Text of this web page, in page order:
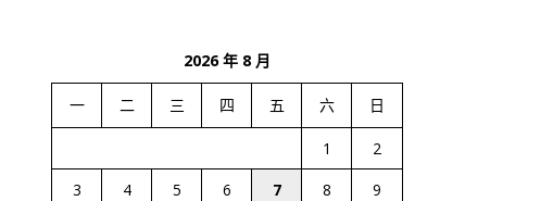
2026 年 8 月
一 二 三 四 五 六 日
1
2
3
4 5 6 7 8
9